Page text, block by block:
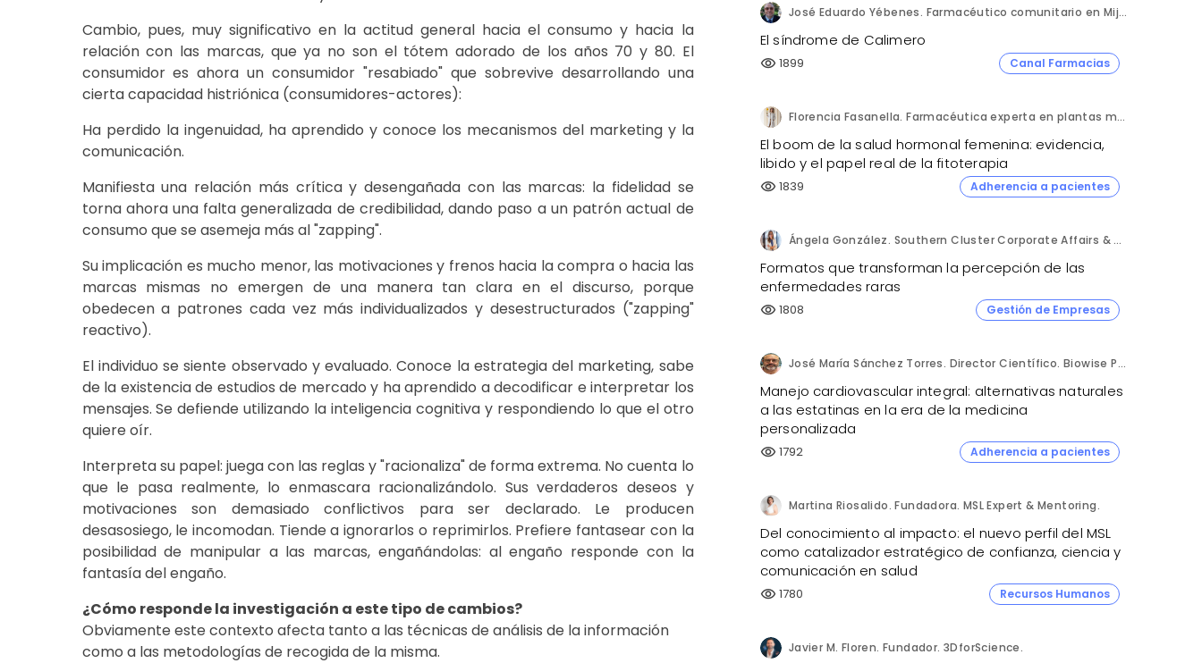
Cambio, pues, muy significativo en la actitud general hacia el consumo y hacia la
relación con las marcas, que ya no son el tótem adorado de los años 70 y 80. El
consumidor es ahora un consumidor "resabiado" que sobrevive desarrollando una
cierta capacidad histriónica (consumidores-actores):
Ha perdido la ingenuidad, ha aprendido y conoce los mecanismos del marketing y la
comunicación.
Manifiesta una relación más crítica y desengañada con las marcas: la fidelidad se
torna ahora una falta generalizada de credibilidad, dando paso a un patrón actual de
consumo que se asemeja más al "zapping".
Su implicación es mucho menor, las motivaciones y frenos hacia la compra o hacia las
marcas mismas no emergen de una manera tan clara en el discurso, porque
obedecen a patrones cada vez más individualizados y desestructurados ("zapping"
reactivo).
El individuo se siente observado y evaluado. Conoce la estrategia del marketing, sabe
de la existencia de estudios de mercado y ha aprendido a decodificar e interpretar los
mensajes. Se defiende utilizando la inteligencia cognitiva y respondiendo lo que el otro
quiere oír.
Interpreta su papel: juega con las reglas y "racionaliza" de forma extrema. No cuenta lo
que le pasa realmente, lo enmascara racionalizándolo. Sus verdaderos deseos y
motivaciones son demasiado conflictivos para ser declarado. Le producen
desasosiego, le incomodan. Tiende a ignorarlos o reprimirlos. Prefiere fantasear con la
posibilidad de manipular a las marcas, engañándolas: al engaño responde con la
fantasía del engaño.
¿Cómo responde la investigación a este tipo de cambios?
Obviamente este contexto afecta tanto a las técnicas de análisis de la información
como a las metodologías de recogida de la misma.
José Eduardo Yébenes. Farmacéutico comunitario en Mijas (Málaga).
El síndrome de Calimero
visibility 1899 Canal Farmacias
Florencia Fasanella. Farmacéutica experta en plantas medicinales.
El boom de la salud hormonal femenina: evidencia,
libido y el papel real de la fitoterapia
visibility 1839 Adherencia a pacientes
Ángela González. Southern Cluster Corporate Affairs & Patient Partnership Director. Kyowa Kirin.
Formatos que transforman la percepción de las
enfermedades raras
visibility 1808 Gestión de Empresas
José María Sánchez Torres. Director Científico. Biowise Pharmaceuticals.
Manejo cardiovascular integral: alternativas naturales
a las estatinas en la era de la medicina
personalizada
visibility 1792 Adherencia a pacientes
Martina Riosalido. Fundadora. MSL Expert & Mentoring.
Del conocimiento al impacto: el nuevo perfil del MSL
como catalizador estratégico de confianza, ciencia y
comunicación en salud
visibility 1780 Recursos Humanos
Javier M. Floren. Fundador. 3DforScience.